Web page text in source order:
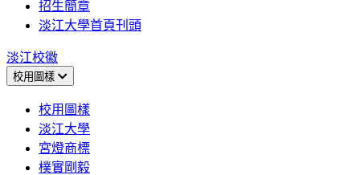
招生簡章
淡江大學首頁刊頭
淡江校徽
校用圖樣
校用圖樣
淡江大學
宮燈商標
樸實剛毅